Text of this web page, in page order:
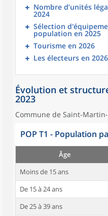
Nombre d’unités
2024
Sélection
population en 2025
Tourisme en 2026
Les électeurs en 2026
Évolution et
2023
Commune de Saint-
POP T1 - Population
Âge
Moins de 15 ans
De 15 à 24 ans
De 25 à 39 ans